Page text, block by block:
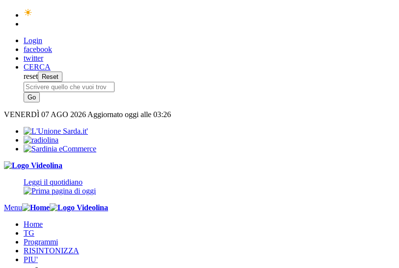
Login
facebook
twitter
CERCA
reset
VENERDÌ 07 AGO 2026 Aggiornato oggi alle 03:26
Leggi il quotidiano
Menu
Home
TG
Programmi
RISINTONIZZA
PIU'